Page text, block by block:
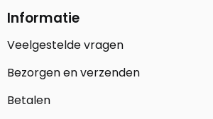
Informatie
Veelgestelde vragen
Bezorgen en verzenden
Betalen